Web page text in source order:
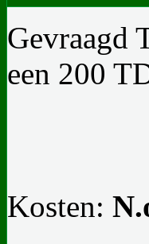
Gevraagd
een 200
Kosten: